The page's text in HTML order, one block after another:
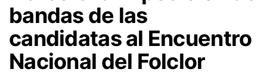
bandas de las
candidatas al Encuentro
Nacional del Folclor